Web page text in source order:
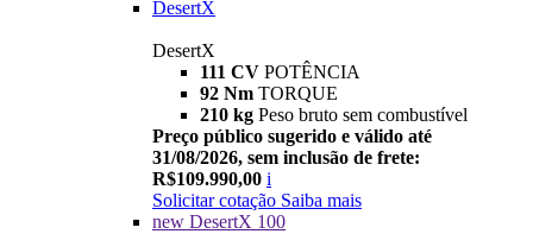
DesertX
DesertX
111 CV POTÊNCIA
92 Nm TORQUE
210 kg Peso bruto sem combustível
Preço público sugerido e válido até
31/08/2026, sem inclusão de frete:
R$109.990,00 i
Solicitar cotação Saiba mais
new DesertX 100